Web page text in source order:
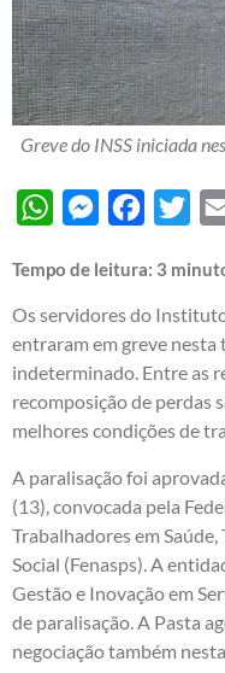
Greve do INSS iniciada
WhatsAppMessengerFacebook
Tempo de leitura: 3
Os servidores do
entraram em greve
indeterminado. Entre as
recomposição de perdas
melhores condições de
A paralisação foi
(13), convocada pela
Trabalhadores em
Social (Fenasps). A
Gestão e Inovação em
de paralisação. A Pasta
negociação também